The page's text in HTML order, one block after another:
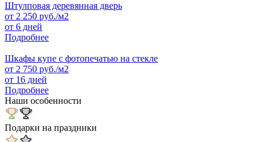
Штулповая деревянная дверь
от 2 250 руб./м2
от 6 дней
Подробнее
Шкафы купе с фотопечатью на стекле
от 2 750 руб./м2
от 16 дней
Подробнее
Наши особенности
Подарки на праздники